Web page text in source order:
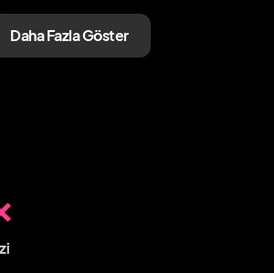
Daha Fazla Göster